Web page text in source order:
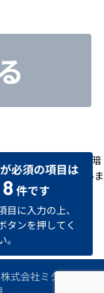
信するための「SSL暗
んや盗用を防いでいま
必須の項目は
8 件です
目に入力の上、
タンを押してく
。
式会社ミタデンの空